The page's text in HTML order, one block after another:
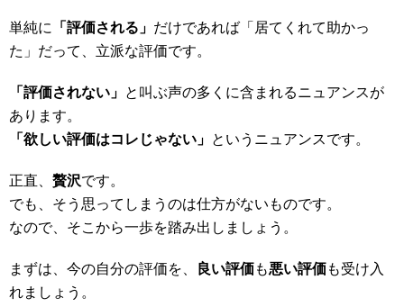
単純に 「評価される」 だけであれば「居てくれて助かっ
た」だって、立派な評価です。
「評価されない」 と叫ぶ声の多くに含まれるニュアンスが
あります。
「欲しい評価はコレじゃない」 というニュアンスです。
正直、 贅沢です。
でも、そう思ってしまうのは仕方がないものです。
なので、そこから一歩を踏み出しましょう。
まずは、今の自分の評価を、 良い評価も悪い評価も受け入
れましょう。